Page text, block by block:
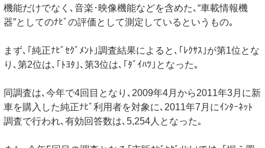
機能だけでなく､音楽･映像機能などを含めた､“車載情報機
器”としてのﾅﾋﾞの評価として測定しているというもの｡
まず､｢純正ﾅﾋﾞｾｸﾞﾒﾝﾄ｣調査結果によると､｢ﾚｸｻｽ｣が第1位とな
り､第2位は､｢ﾄﾖﾀ｣､第3位は､｢ﾀﾞｲﾊﾂ｣となった｡
同調査は､今年で4回目となり､2009年4月から2011年3月に新
車を購入した純正ﾅﾋﾞ利用者を対象に､2011年7月にｲﾝﾀｰﾈｯﾄ
調査で行われ､有効回答数は､5,254人となった｡